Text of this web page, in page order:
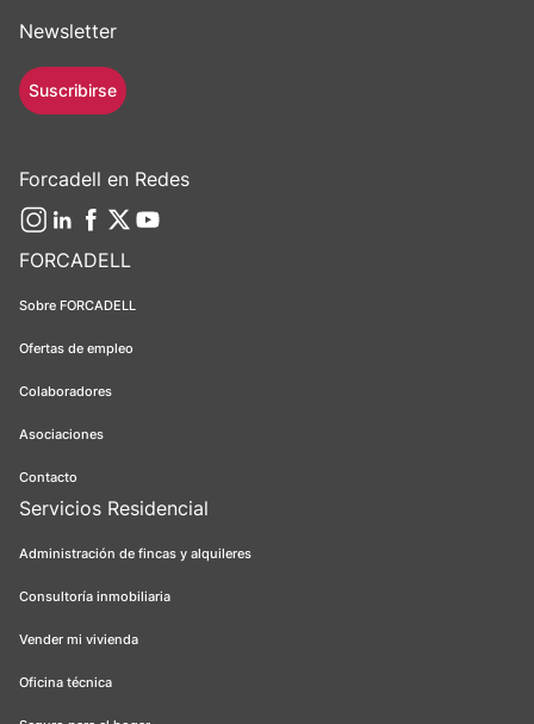
FORCADELL
Sobre FORCADELL
Ofertas de empleo
Colaboradores
Asociaciones
Contacto
Servicios Residencial
Administración de fincas y alquileres
Consultoría inmobiliaria
Vender mi vivienda
Oficina técnica
Newsletter
Suscribirse
Forcadell en Redes